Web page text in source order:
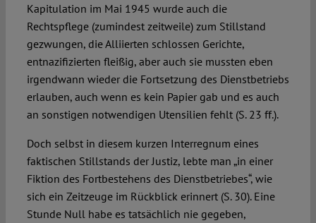
Kapitulation im Mai 1945 wurde auch die
Rechtspflege (zumindest zeitweile) zum Stillstand
gezwungen, die Alliierten schlossen Gerichte,
entnazifizierten fleißig, aber auch sie mussten eben
irgendwann wieder die Fortsetzung des Dienstbetriebs
erlauben, auch wenn es kein Papier gab und es auch
an sonstigen notwendigen Utensilien fehlt (S. 23 ff.).
Doch selbst in diesem kurzen Interregnum eines
faktischen Stillstands der Justiz, lebte man „in einer
Fiktion des Fortbestehens des Dienstbetriebes“, wie
sich ein Zeitzeuge im Rückblick erinnert (S. 30). Eine
Stunde Null habe es tatsächlich nie gegeben,